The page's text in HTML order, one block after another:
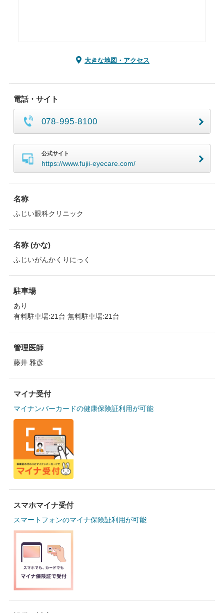
大きな地図・アクセス
電話・サイト
078-995-8100
公式サイト
https://www.fujii-eyecare.com/
名称
ふじい眼科クリニック
名称 (かな)
ふじいがんかくりにっく
駐車場
あり
有料駐車場:21台 無料駐車場:21台
管理医師
藤井 雅彦
マイナ受付
マイナンバーカードの健康保険証利用が可能
スマホマイナ受付
スマートフォンのマイナ保険証利用が可能